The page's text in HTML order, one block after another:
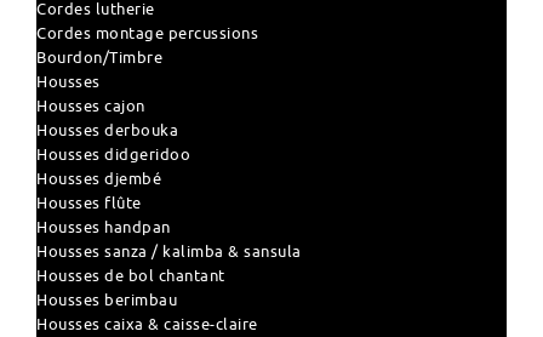
Cordes lutherie
Cordes montage percussions
Bourdon/Timbre
Housses
Housses cajon
Housses derbouka
Housses didgeridoo
Housses djembé
Housses flûte
Housses handpan
Housses sanza / kalimba & sansula
Housses de bol chantant
Housses berimbau
Housses caixa & caisse-claire